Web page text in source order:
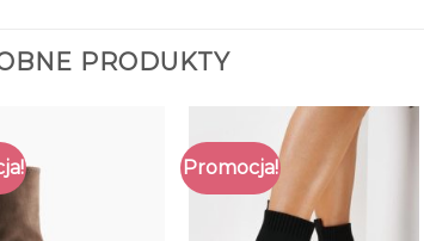
PRODUKTY
Promocja!